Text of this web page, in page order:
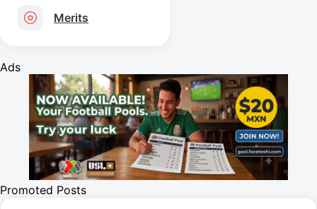
Merits
Ads
Promoted Posts